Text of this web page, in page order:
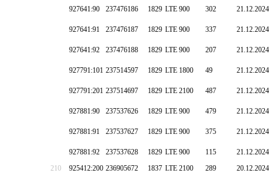
927641:90 237476186 1829 LTE 900 302 21.12.2024
927641:91 237476187 1829 LTE 900 337 21.12.2024
927641:92 237476188 1829 LTE 900 207 21.12.2024
927791:101 237514597 1829 LTE 1800 49 21.12.2024
927791:201 237514697 1829 LTE 2100 487 21.12.2024
927881:90 237537626 1829 LTE 900 479 21.12.2024
927881:91 237537627 1829 LTE 900 375 21.12.2024
927881:92 237537628 1829 LTE 900 115
21.12.2024
210
925412:200 236905672 1837 LTE 2100 289
20.12.2024